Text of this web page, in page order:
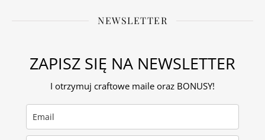
NEWSLETTER
ZAPISZ SIĘ NA NEWSLETTER
I otrzymuj craftowe maile oraz BONUSY!